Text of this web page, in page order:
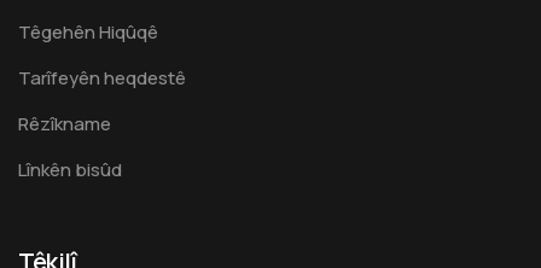
Têgehên Hiqûqê
Tarîfeyên heqdestê
Rêzîkname
Lînkên bisûd
Têkilî